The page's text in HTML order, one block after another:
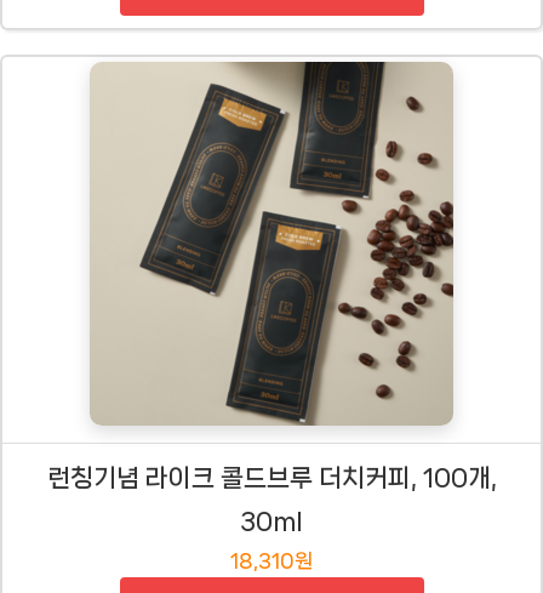
런칭기념 라이크 콜드브루 더치커피, 100개,
30ml
18,310원